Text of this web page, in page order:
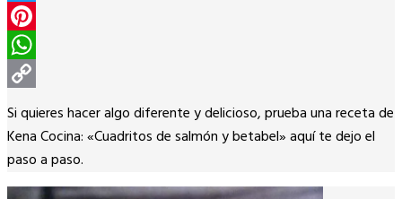
Twitter
Pinterest
WhatsApp
Copy
Link
Si quieres hacer algo diferente y delicioso, prueba una receta de
Kena Cocina: «Cuadritos de salmón y betabel» aquí te dejo el
paso a paso.